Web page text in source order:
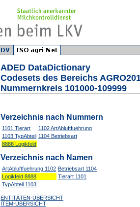
ADED DataDictionary
Codesets des Bereichs
Nummernkreis 101000-109999
Verzeichnis nach Nummern
1101 Tierart
1102 ArtAbluftfuehrung
1103 TypAbteil 1104 Betriebsart
8888 Logikfeld
Verzeichnis nach Namen
ArtAbluftfuehrung 1102 Betriebsart 1104
Logikfeld 8888
Tierart 1101
TypAbteil 1103
ENTITÄTEN-ÜBERSICHT
ITEM-ÜBERSICHT